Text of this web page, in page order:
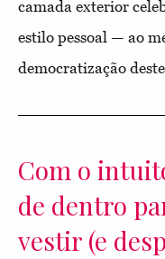
camada exterior
estilo pessoal — ao
democratização
Com o
de dentro
vestir (e